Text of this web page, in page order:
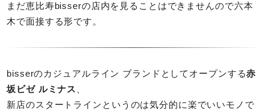
まだ恵比寿bisserの店内を見ることはできませんので六本
木で面接する形です。
bisserのカジュアルライン ブランドとしてオープンする赤
坂ビゼ ルミナス 、
新店のスタートラインというのは気分的に楽でいいモノで